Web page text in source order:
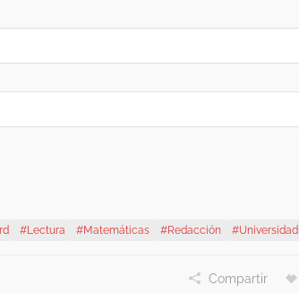
#lectura #matemáticas #redacción #universidad
Compartir